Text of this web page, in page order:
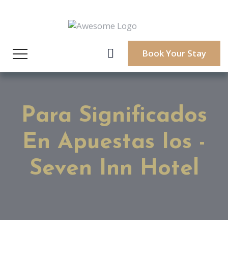
Book Your Stay
Para Significados
En Apuestas Ios -
Seven Inn Hotel